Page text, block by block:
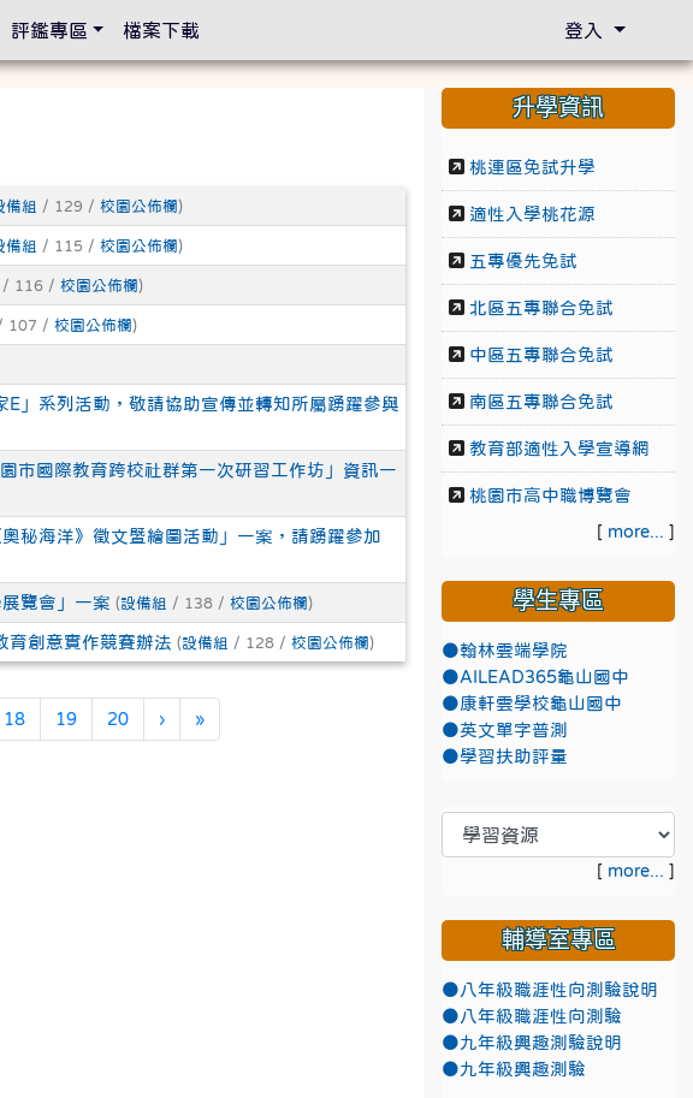
備組 / 129 / 校園公佈欄 )
備組 / 115 / 校園公佈欄 )
/ 116 / 校園公佈欄 )
107 / 校園公佈欄 )
」系列活動，敬請協助宣傳並轉知所屬踴躍參與
市國際教育跨校社群第一次研習工作坊」資訊一
秘海洋》徵文暨繪圖活動」一案，請踴躍參加
覽會」一案 (設備組 / 138 / 校園公佈欄 )
育創意實作競賽辦法 (設備組 / 128 / 校園公佈欄 )
18 19 20 ›下一頁
»最後頁
升學資訊
桃連區免試升學
適性入學桃花源
五專優先免試
北區五專聯合免試
中區五專聯合免試
南區五專聯合免試
教育部適性入學宣導網
桃園市高中職博覽會
[ more... ]
學生專區
●翰林雲端學院
●AILEAD365龜山國中
●康軒雲學校龜山國中
●英文單字普測
●學習扶助評量
[ more... ]
輔導室專區
●八年級職涯性向測驗說明
●八年級職涯性向測驗
●九年級興趣測驗說明
●九年級興趣測驗
評鑑專區 檔案下載 登入